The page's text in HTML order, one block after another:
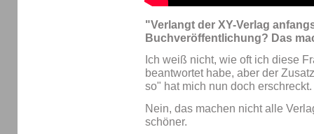
"Verlangt der XY-Verlag
Buchveröffentlichung? Das
Ich weiß nicht, wie oft ich diese
beantwortet habe, aber der
so" hat mich nun doch erschreckt.
Nein, das machen nicht alle
schöner.